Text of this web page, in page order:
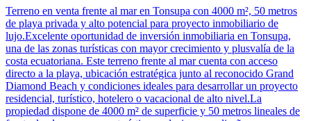
Terreno en venta frente al mar en Tonsupa con 4000 m², 50 metros
de playa privada y alto potencial para proyecto inmobiliario de
lujo.Excelente oportunidad de inversión inmobiliaria en Tonsupa,
una de las zonas turísticas con mayor crecimiento y plusvalía de la
costa ecuatoriana. Este terreno frente al mar cuenta con acceso
directo a la playa, ubicación estratégica junto al reconocido Grand
Diamond Beach y condiciones ideales para desarrollar un proyecto
residencial, turístico, hotelero o vacacional de alto nivel.La
propiedad dispone de 4000 m² de superficie y 50 metros lineales de